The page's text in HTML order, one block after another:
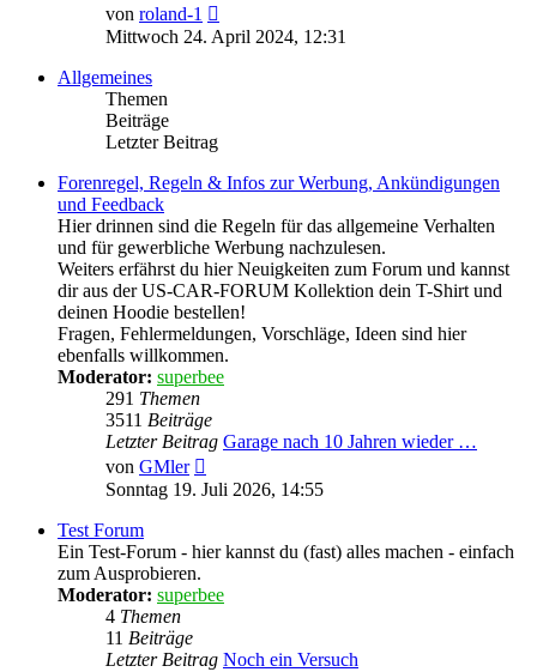
von roland-1
Beitrag
Mittwoch 24. April 2024, 12:31
Allgemeines
Themen
Beiträge
Letzter Beitrag
Forenregel, Regeln & Infos zur Werbung, Ankündigungen
und Feedback
Hier drinnen sind die Regeln für das allgemeine Verhalten
und für gewerbliche Werbung nachzulesen.
Weiters erfährst du hier Neuigkeiten zum Forum und kannst
dir aus der US-CAR-FORUM Kollektion dein T-Shirt und
deinen Hoodie bestellen!
Fragen, Fehlermeldungen, Vorschläge, Ideen sind hier
ebenfalls willkommen.
Moderator: superbee
291 Themen
3511 Beiträge
Letzter Beitrag Garage nach 10 Jahren wieder …
von GMler
Beitrag
Sonntag 19. Juli 2026, 14:55
Test Forum
Ein Test-Forum - hier kannst du (fast) alles machen - einfach
zum Ausprobieren.
Moderator: superbee
4 Themen
11 Beiträge
Letzter Beitrag Noch ein Versuch